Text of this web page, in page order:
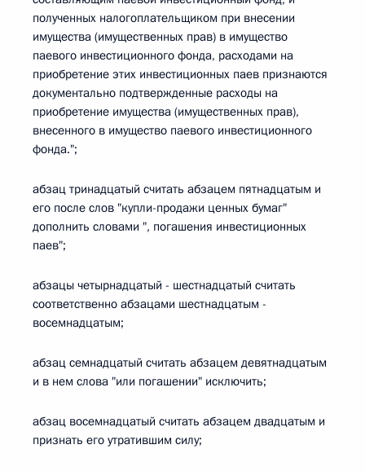
полученных налогоплательщиком при внесении
имущества (имущественных прав) в имущество
паевого инвестиционного фонда, расходами на
приобретение этих инвестиционных паев признаются
документально подтвержденные расходы на
приобретение имущества (имущественных прав),
внесенного в имущество паевого инвестиционного
фонда.";
абзац тринадцатый считать абзацем пятнадцатым и
его после слов "купли-продажи ценных бумаг"
дополнить словами ", погашения инвестиционных
паев";
абзацы четырнадцатый - шестнадцатый считать
соответственно абзацами шестнадцатым -
восемнадцатым;
абзац семнадцатый считать абзацем девятнадцатым
и в нем слова "или погашении" исключить;
абзац восемнадцатый считать абзацем двадцатым и
признать его утратившим силу;